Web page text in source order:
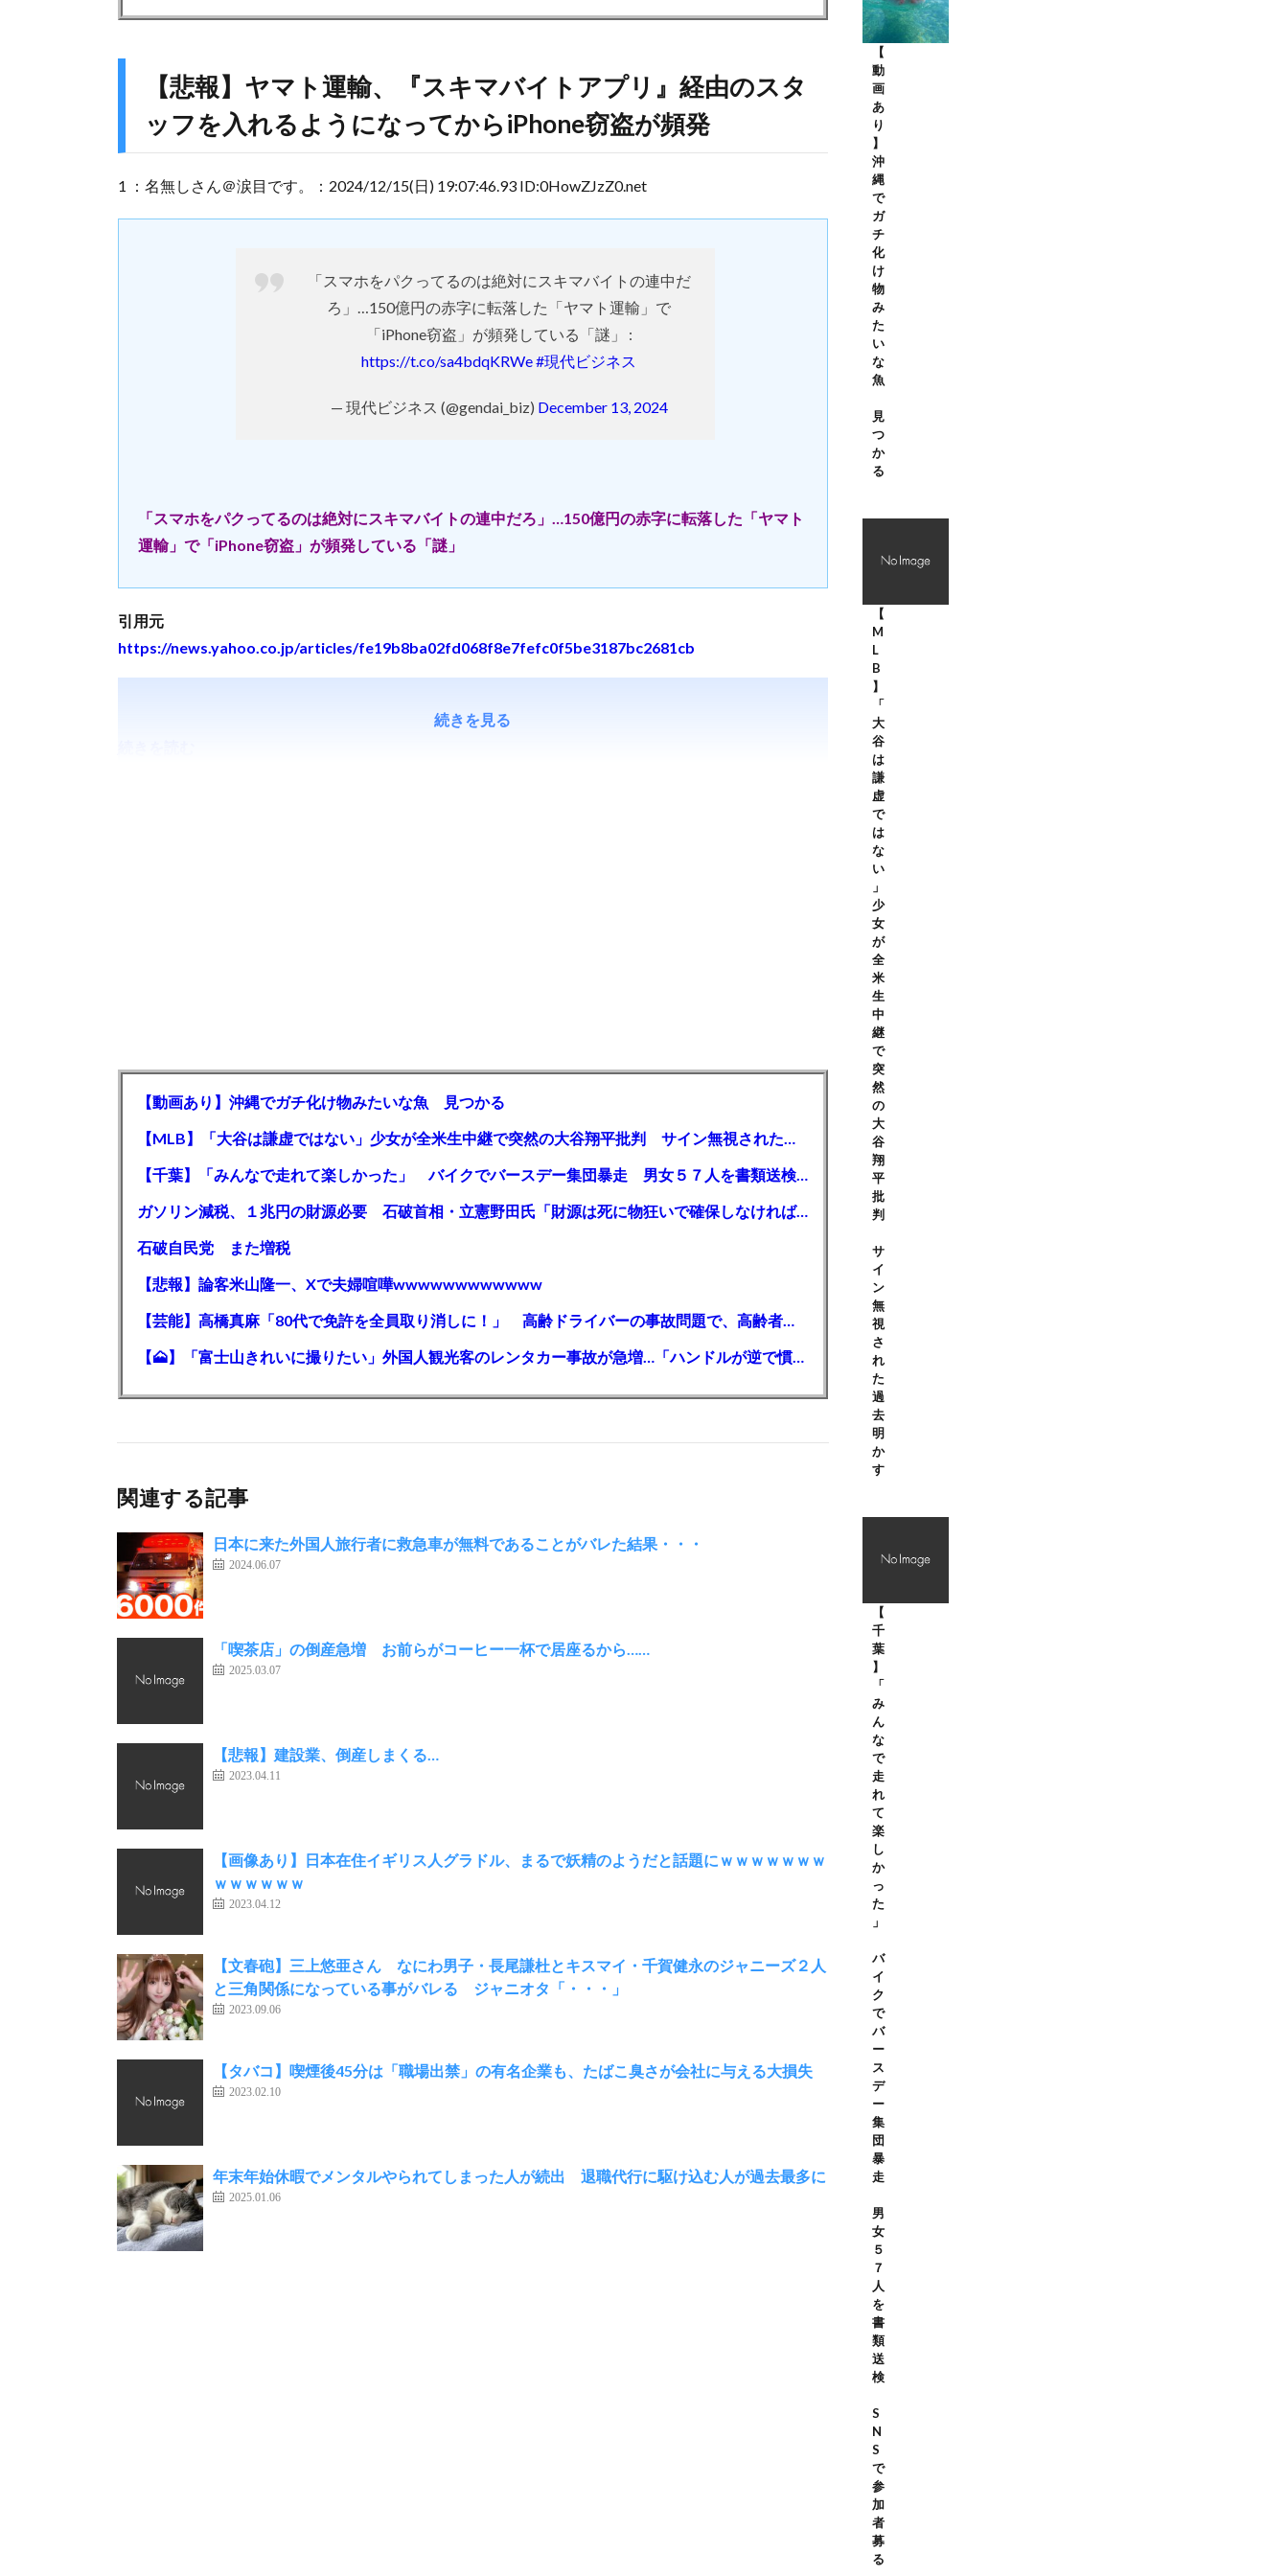
【悲報】ヤマト運輸、『スキマバイトアプリ』経由のスタ
ッフを入れるようになってからiPhone窃盗が頻発
1 ：名無しさん＠涙目です。：2024/12/15(日) 19:07:46.93 ID:0HowZJzZ0.net
「スマホをパクってるのは絶対にスキマバイトの連中だ
ろ」…150億円の赤字に転落した「ヤマト運輸」で
「iPhone窃盗」が頻発している「謎」 :
https://t.co/sa4bdqKRWe#現代ビジネス
— 現代ビジネス (@gendai_biz) December 13, 2024
「スマホをパクってるのは絶対にスキマバイトの連中だろ」…150億円の赤字に転落した「ヤマト
運輸」で「iPhone窃盗」が頻発している「謎」
引用元
https://news.yahoo.co.jp/articles/fe19b8ba02fd068f8e7fefc0f5be3187bc2681cb
続きを見る
【動画あり】沖縄でガチ化け物みたいな魚 見つかる
【MLB】「大谷は謙虚ではない」少女が全米生中継で突然の大谷翔平批判 サイン無視された過去明かす
【千葉】「みんなで走れて楽しかった」 バイクでバースデー集団暴走 男女５７人を書類送検 SNSで参加者募る
ガソリン減税、１兆円の財源必要 石破首相・立憲野田氏「財源は死に物狂いで確保しなければならない」「本当に死に物狂いで」
石破自民党 また増税
【悲報】論客米山隆一、Xで夫婦喧嘩wwwwwwwwwwww
【芸能】高橋真麻「80代で免許を全員取り消しに！」 高齢ドライバーの事故問題で、高齢者の運転免許取り消し法を提案
【🗻】「富士山きれいに撮りたい」外国人観光客のレンタカー事故が急増…「ハンドルが逆で慣れず」、道の狭さも
関連する記事
日本に来た外国人旅行者に救急車が無料であることがバレた結果・・・
2024.06.07
「喫茶店」の倒産急増 お前らがコーヒー一杯で居座るから……
2025.03.07
【悲報】建設業、倒産しまくる…
2023.04.11
【画像あり】日本在住イギリス人グラドル、まるで妖精のようだと話題にｗｗｗｗｗｗｗ
ｗｗｗｗｗｗ
2023.04.12
【文春砲】三上悠亜さん なにわ男子・長尾謙杜とキスマイ・千賀健永のジャニーズ２人
と三角関係になっている事がバレる ジャニオタ「・・・」
2023.09.06
【タバコ】喫煙後45分は「職場出禁」の有名企業も、たばこ臭さが会社に与える大損失
2023.02.10
年末年始休暇でメンタルやられてしまった人が続出 退職代行に駆け込む人が過去最多に
2025.01.06
【
動
画
あ
り
】
沖
縄
で
ガ
チ
化
け
物
み
た
い
な
魚
見
つ
か
る
【
M
L
B
】
「
大
谷
は
謙
虚
で
は
な
い
」
少
女
が
全
米
生
中
継
で
突
然
の
大
谷
翔
平
批
判
サ
イ
ン
無
視
さ
れ
た
過
去
明
か
す
【
千
葉
】
「
み
ん
な
で
走
れ
て
楽
し
か
っ
た
」
バ
イ
ク
で
バ
ー
ス
デ
ー
集
団
暴
走
男
女
５
７
人
を
書
類
送
検
S
N
S
で
参
加
者
募
る